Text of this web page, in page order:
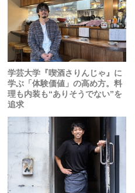
学芸大学『喫酒さりんじゃ』に
学ぶ「体験価値」の高め方。料
理も内装も“ありそうでない”を
追求